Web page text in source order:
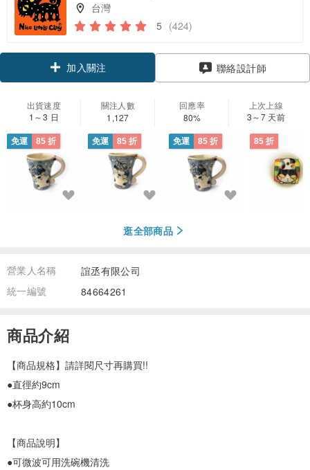
台灣
5 (424)
加入關注 聯絡設計師
出貨速度
1～3 日
關注人數
1,127
回應率
80%
上次上線
3～7 天前
免運 85 折 免運 85 折 免運 85 折 85 折
逛全部商品
營業人名稱
誼丞有限公司
統一編號
84664261
商品介紹
【商品規格】請詳閱尺寸再購買!!
●直徑約9cm
●杯身高約10cm
【商品說明】
●可微波可用洗碗機清洗